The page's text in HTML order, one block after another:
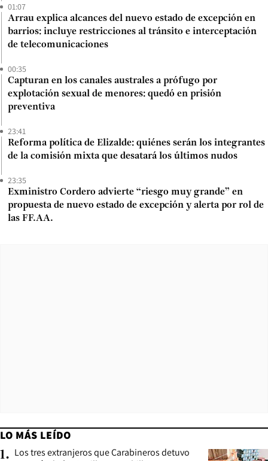
01:07
Arrau explica alcances del nuevo estado de excepción en
barrios: incluye restricciones al tránsito e interceptación
de telecomunicaciones
00:35
Capturan en los canales australes a prófugo por
explotación sexual de menores: quedó en prisión
preventiva
23:41
Reforma política de Elizalde: quiénes serán los integrantes
de la comisión mixta que desatará los últimos nudos
23:35
Exministro Cordero advierte “riesgo muy grande” en
propuesta de nuevo estado de excepción y alerta por rol de
las FF.AA.
LO MÁS LEÍDO
1. Los tres extranjeros que Carabineros detuvo